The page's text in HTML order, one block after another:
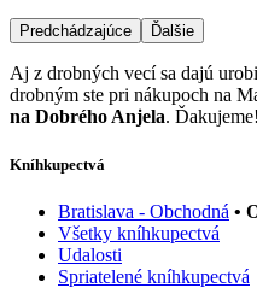
Predchádzajúce Ďalšie
Aj z drobných vecí sa dajú
drobným ste pri nákupoch na
na Dobrého Anjela. Ďakujeme!
Kníhkupectvá
Bratislava - Obchodná •
Všetky kníhkupectvá
Udalosti
Spriatelené kníhkupectvá